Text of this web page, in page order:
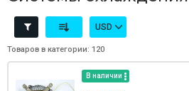
USD
Товаров в категории: 120
В наличии